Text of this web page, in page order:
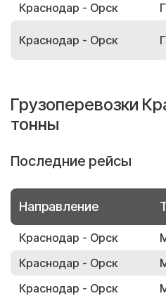
Краснодар - Орск
Краснодар - Орск
Грузоперевозки
тонны
Последние рейсы
Направление
Краснодар - Орск
Краснодар - Орск
Краснодар - Орск